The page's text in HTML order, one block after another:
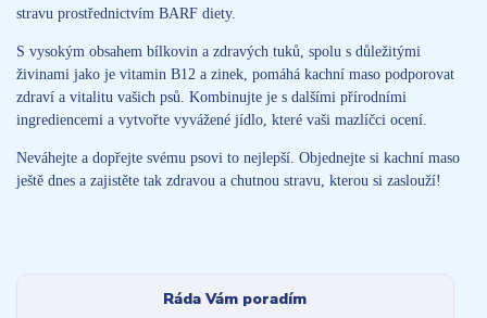
stravu prostřednictvím BARF diety.
S vysokým obsahem bílkovin a zdravých tuků, spolu s důležitými
živinami jako je vitamin B12 a zinek, pomáhá kachní maso podporovat
zdraví a vitalitu vašich psů. Kombinujte je s dalšími přírodními
ingrediencemi a vytvořte vyvážené jídlo, které vaši mazlíčci ocení.
Neváhejte a dopřejte svému psovi to nejlepší. Objednejte si kachní maso
ještě dnes a zajistěte tak zdravou a chutnou stravu, kterou si zaslouží!
Ráda Vám poradím